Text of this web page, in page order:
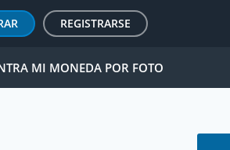
REGISTRARSE
MI MONEDA POR FOTO